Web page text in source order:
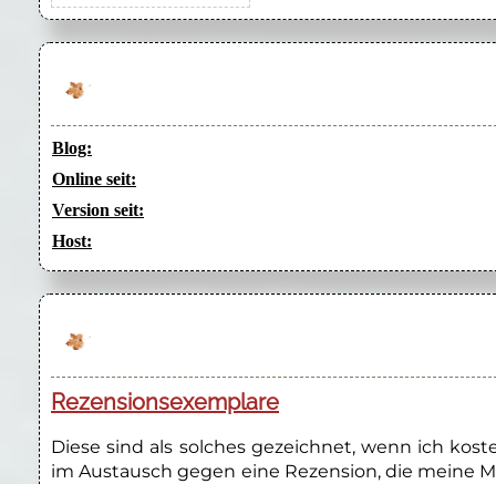
Blog:
Online seit:
Version seit:
Host:
Rezensionsexemplare
Diese sind als solches gezeichnet, wenn ich
im Austausch gegen eine Rezension, die meine